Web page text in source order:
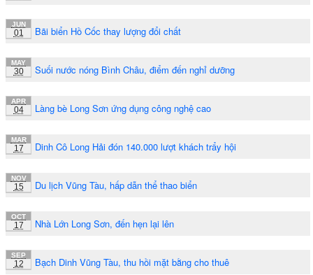
JUN
01 Bãi biển Hồ Cốc thay lượng đổi chất
MAY
30 Suối nước nóng Bình Châu, điểm đến nghỉ dưỡng
APR
04 Làng bè Long Sơn ứng dụng công nghệ cao
MAR
17 Dinh Cô Long Hải đón 140.000 lượt khách trẩy hội
NOV
15 Du lịch Vũng Tàu, hấp dẫn thể thao biển
OCT
17 Nhà Lớn Long Sơn, đến hẹn lại lên
SEP
12 Bạch Dinh Vũng Tàu, thu hồi mặt bằng cho thuê